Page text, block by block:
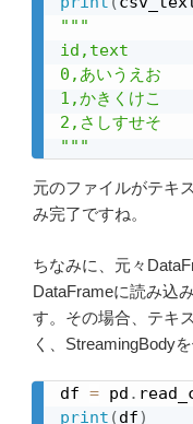
"""
id,text
0,あいうえお
1,かきくけこ
2,さしすせそ
"""
元のファイルがテキ
み完了ですね。
ちなみに、元々
DataFrameに読み込
す。その場合、テキ
く、StreamingBody
df = pd .
print (df)